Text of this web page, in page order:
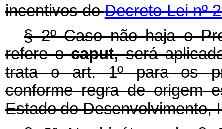
incentivos doDecreto-Lei nº
§ 2º Caso não haja o
refere ocaput,será
trata o art. 1º para os
conforme regra de origem
Estado do Desenvolvimento,